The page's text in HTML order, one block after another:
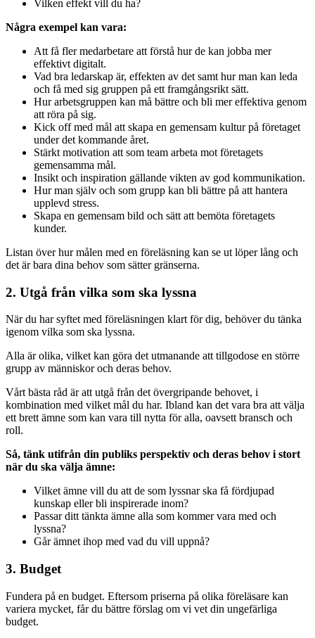
Vilken effekt vill du ha?
Några exempel kan vara:
Att få fler medarbetare att förstå hur de kan jobba mer
effektivt digitalt.
Vad bra ledarskap är, effekten av det samt hur man kan leda
och få med sig gruppen på ett framgångsrikt sätt.
Hur arbetsgruppen kan må bättre och bli mer effektiva genom
att röra på sig.
Kick off med mål att skapa en gemensam kultur på företaget
under det kommande året.
Stärkt motivation att som team arbeta mot företagets
gemensamma mål.
Insikt och inspiration gällande vikten av god kommunikation.
Hur man själv och som grupp kan bli bättre på att hantera
upplevd stress.
Skapa en gemensam bild och sätt att bemöta företagets
kunder.
Listan över hur målen med en föreläsning kan se ut löper lång och
det är bara dina behov som sätter gränserna.
2. Utgå från vilka som ska lyssna
När du har syftet med föreläsningen klart för dig, behöver du tänka
igenom vilka som ska lyssna.
Alla är olika, vilket kan göra det utmanande att tillgodose en större
grupp av människor och deras behov.
Vårt bästa råd är att utgå från det övergripande behovet, i
kombination med vilket mål du har. Ibland kan det vara bra att välja
ett brett ämne som kan vara till nytta för alla, oavsett bransch och
roll.
Så, tänk utifrån din publiks perspektiv och deras behov i stort
när du ska välja ämne:
Vilket ämne vill du att de som lyssnar ska få fördjupad
kunskap eller bli inspirerade inom?
Passar ditt tänkta ämne alla som kommer vara med och
lyssna?
Går ämnet ihop med vad du vill uppnå?
3. Budget
Fundera på en budget. Eftersom priserna på olika föreläsare kan
variera mycket, får du bättre förslag om vi vet din ungefärliga
budget.